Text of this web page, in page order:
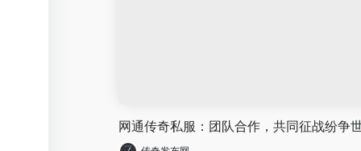
网通传奇私服：团队合作，共同征战纷争